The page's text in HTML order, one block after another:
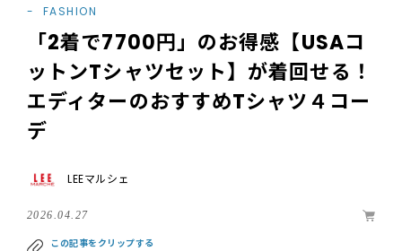
FASHION
「2着で7700円」のお得感【USAコ
ットンTシャツセット】が着回せる！
エディターのおすすめTシャツ４コー
デ
LEEマルシェ
2026.04.27
この記事をクリップする